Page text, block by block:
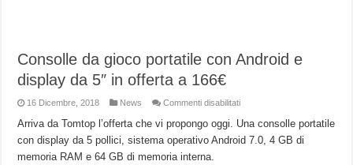
Consolle da gioco portatile con Android e
display da 5″ in offerta a 166€
16 Dicembre, 2018 News Commenti disabilitatisu
da
portatile
Arriva da Tomtop l’offerta che vi propongo oggi. Una consolle portatile
con display da 5 pollici, sistema operativo Android 7.0, 4 GB di
memoria RAM e 64 GB di memoria interna.